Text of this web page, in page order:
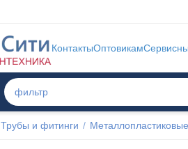
КонтактыОптовикам
Трубы и фитинги /